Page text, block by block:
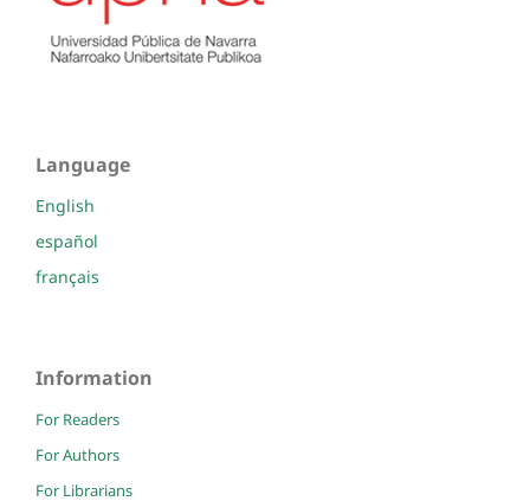
Language
English
español
français
Information
For Readers
For Authors
For Librarians